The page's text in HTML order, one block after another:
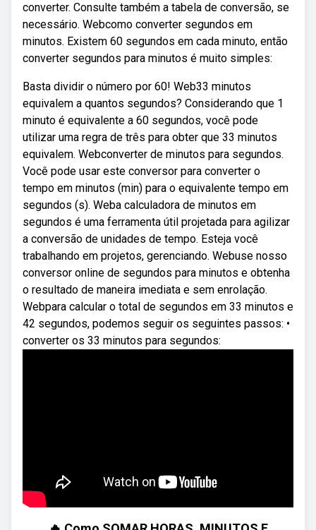
converter. Consulte também a tabela de conversão, se
necessário. Webcomo converter segundos em
minutos. Existem 60 segundos em cada minuto, então
converter segundos para minutos é muito simples:
Basta dividir o número por 60! Web33 minutos
equivalem a quantos segundos? Considerando que 1
minuto é equivalente a 60 segundos, você pode
utilizar uma regra de três para obter que 33 minutos
equivalem. Webconverter de minutos para segundos.
Você pode usar este conversor para converter o
tempo em minutos (min) para o equivalente tempo em
segundos (s). Weba calculadora de minutos em
segundos é uma ferramenta útil projetada para agilizar
a conversão de unidades de tempo. Esteja você
trabalhando em projetos, gerenciando. Webuse nosso
conversor online de segundos para minutos e obtenha
o resultado de maneira imediata e sem enrolação.
Webpara calcular o total de segundos em 33 minutos e
42 segundos, podemos seguir os seguintes passos: •
converter os 33 minutos para segundos: